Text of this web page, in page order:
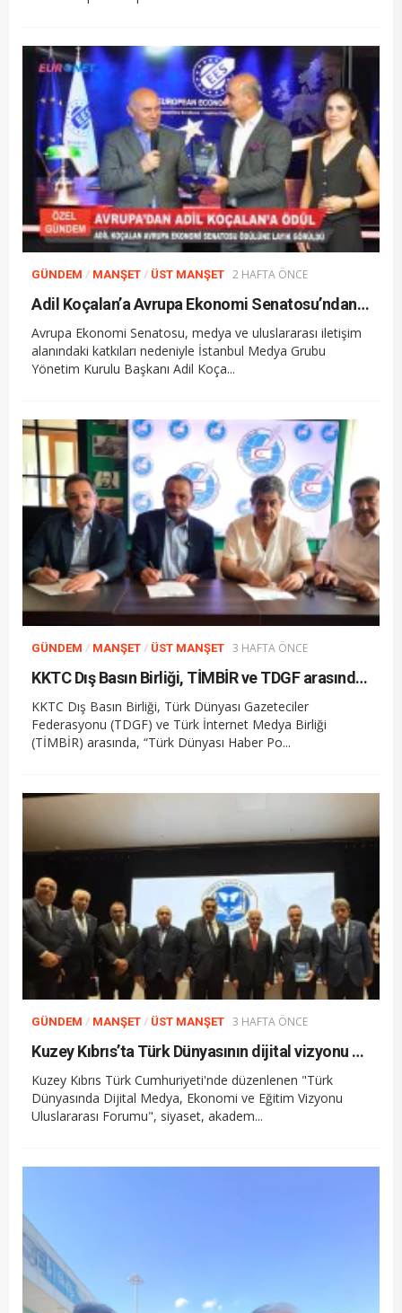
GÜNDEM / MANŞET / ÜST MANŞET 2 HAFTA ÖNCE
Adil Koçalan’a Avrupa Ekonomi Senatosu’ndan Uluslararası Başarı Ödülü
Avrupa Ekonomi Senatosu, medya ve uluslararası iletişim
alanındaki katkıları nedeniyle İstanbul Medya Grubu
Yönetim Kurulu Başkanı Adil Koça...
GÜNDEM / MANŞET / ÜST MANŞET 3 HAFTA ÖNCE
KKTC Dış Basın Birliği, TİMBİR ve TDGF arasında İş Birliği protokolü imzalandı
KKTC Dış Basın Birliği, Türk Dünyası Gazeteciler
Federasyonu (TDGF) ve Türk İnternet Medya Birliği
(TİMBİR) arasında, “Türk Dünyası Haber Po...
GÜNDEM / MANŞET / ÜST MANŞET 3 HAFTA ÖNCE
Kuzey Kıbrıs’ta Türk Dünyasının dijital vizyonu masaya yatırıldı
Kuzey Kıbrıs Türk Cumhuriyeti'nde düzenlenen "Türk
Dünyasında Dijital Medya, Ekonomi ve Eğitim Vizyonu
Uluslararası Forumu", siyaset, akadem...